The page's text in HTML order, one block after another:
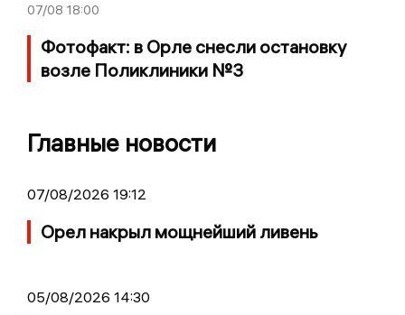
07/08 18:00
Фотофакт: в Орле снесли остановку
возле Поликлиники №3
Главные новости
07/08/2026 19:12
Орел накрыл мощнейший ливень
05/08/2026 14:30